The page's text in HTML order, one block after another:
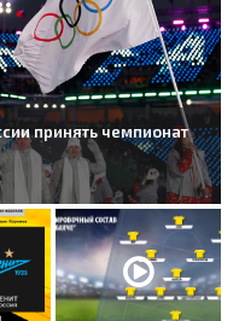
принять чемпионат